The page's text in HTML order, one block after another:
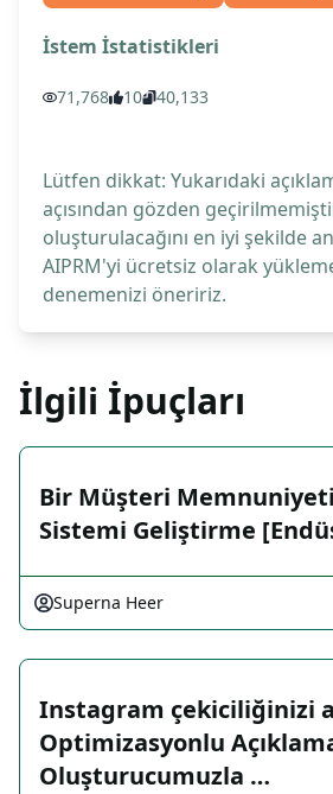
İstem İstatistikleri
71,768 10 40,133
Lütfen dikkat: Yukarıdaki
açısından gözden
oluşturulacağını en iyi şekilde
AIPRM'yi ücretsiz olarak
denemenizi öneririz.
İlgili İpuçları
Bir Müşteri
Sistemi Geliştirme
Superna Heer
Instagram çekiciliğinizi
Optimizasyonlu
Oluşturucumuzla …